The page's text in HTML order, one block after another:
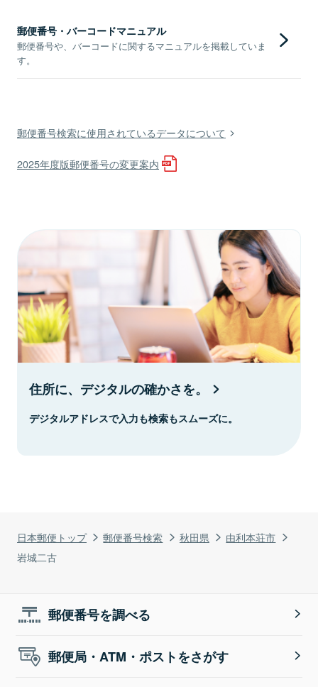
日本郵便トップ 郵便番号検索 秋田県
由利本荘市
岩城二古
郵便番号・バーコードマニュアル
郵便番号や、バーコードに関するマニュアルを掲載していま
す。
郵便番号検索に使用されているデータについて
2025年度版郵便番号の変更案内
住所に、デジタルの確かさを。
デジタルアドレスで入力も検索もスムーズに。
郵便番号を調べる
郵便局・ATM・ポストをさがす